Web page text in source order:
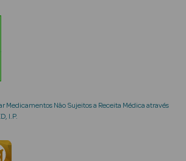
Medicamentos Não Sujeitos a Receita Médica através
I.P.